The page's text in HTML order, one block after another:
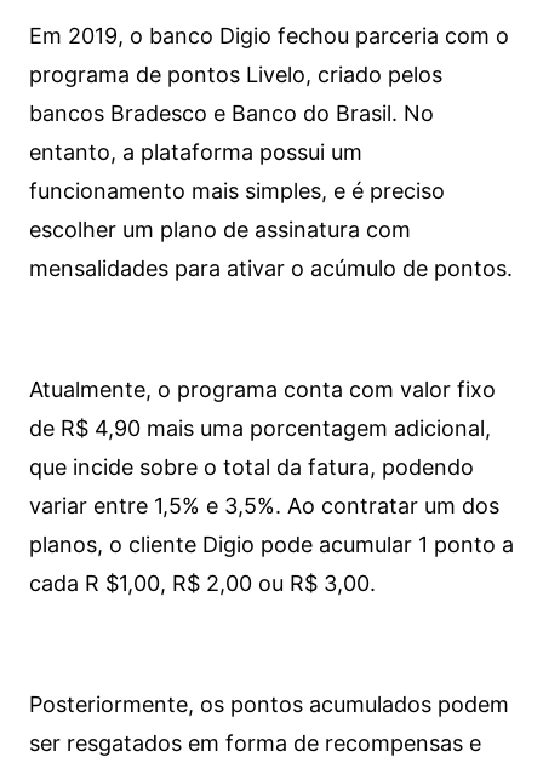
Em 2019, o banco Digio fechou parceria com o
programa de pontos Livelo, criado pelos
bancos Bradesco e Banco do Brasil. No
entanto, a plataforma possui um
funcionamento mais simples, e é preciso
escolher um plano de assinatura com
mensalidades para ativar o acúmulo de pontos.
Atualmente, o programa conta com valor fixo
de R$ 4,90 mais uma porcentagem adicional,
que incide sobre o total da fatura, podendo
variar entre 1,5% e 3,5%. Ao contratar um dos
planos, o cliente Digio pode acumular 1 ponto a
cada R $1,00, R$ 2,00 ou R$ 3,00.
Posteriormente, os pontos acumulados podem
ser resgatados em forma de recompensas e